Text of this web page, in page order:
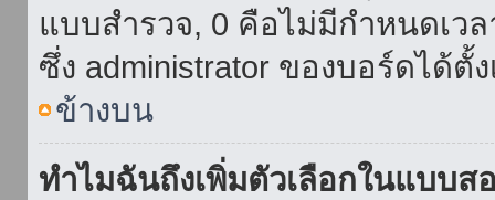
แบบสำรวจ, 0 คือไม่มีกำหนดเว
ซึ่ง administrator ของบอร์ดได้ตั้ง
ข้างบน
ทำไมฉันถึงเพิ่มตัวเลือกในแบบส